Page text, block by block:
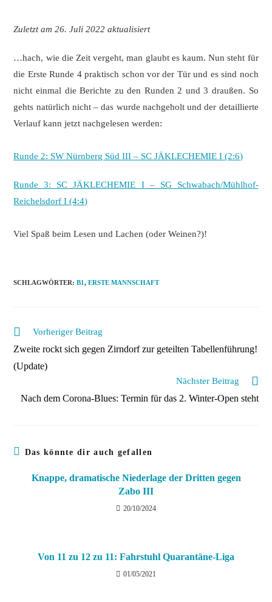
Zuletzt am 26. Juli 2022 aktualisiert
…hach, wie die Zeit vergeht, man glaubt es kaum. Nun steht für
die Erste Runde 4 praktisch schon vor der Tür und es sind noch
nicht einmal die Berichte zu den Runden 2 und 3 draußen. So
gehts natürlich nicht – das wurde nachgeholt und der detaillierte
Verlauf kann jetzt nachgelesen werden:
Runde 2: SW Nürnberg Süd III – SC JÄKLECHEMIE I (2:6)
Runde 3: SC JÄKLECHEMIE I – SG Schwabach/Mühlhof-
Reichelsdorf I (4:4)
Viel Spaß beim Lesen und Lachen (oder Weinen?)!
SCHLAGWÖRTER:B1, ERSTE MANNSCHAFT
Weitere
ansehen
Vorheriger Beitrag
Zweite rockt sich gegen Zirndorf zur geteilten Tabellenführung!
(Update)
Nächster Beitrag
Nach dem Corona-Blues: Termin für das 2. Winter-Open steht
Das könnte dir auch gefallen
Knappe, dramatische Niederlage der Dritten gegen
Zabo III
20/10/2024
Von 11 zu 12 zu 11: Fahrstuhl Quarantäne-Liga
01/05/2021